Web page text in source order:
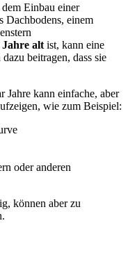
Einbau einer
Dachbodens, einem
alt ist, kann eine
beitragen, dass sie
Jahre kann einfache, aber
wie zum Beispiel:
oder anderen
können aber zu